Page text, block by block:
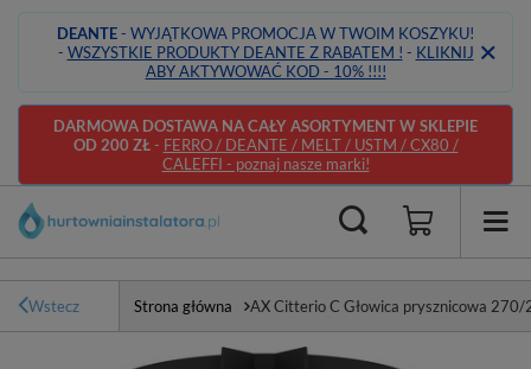
DEANTE- WYJĄTKOWA PROMOCJA W TWOIM KOSZYKU!
- WSZYSTKIE PRODUKTY DEANTE Z RABATEM ! - KLIKNIJ
ABY AKTYWOWAĆ KOD - 10% !!!!
DARMOWA DOSTAWA NA CAŁY ASORTYMENT W SKLEPIE
OD 200 ZŁ- FERRO / DEANTE / MELT / USTM / CX80 /
CALEFFI - poznaj nasze marki!
Wstecz Strona główna AX Citterio C Głowica prysznicowa